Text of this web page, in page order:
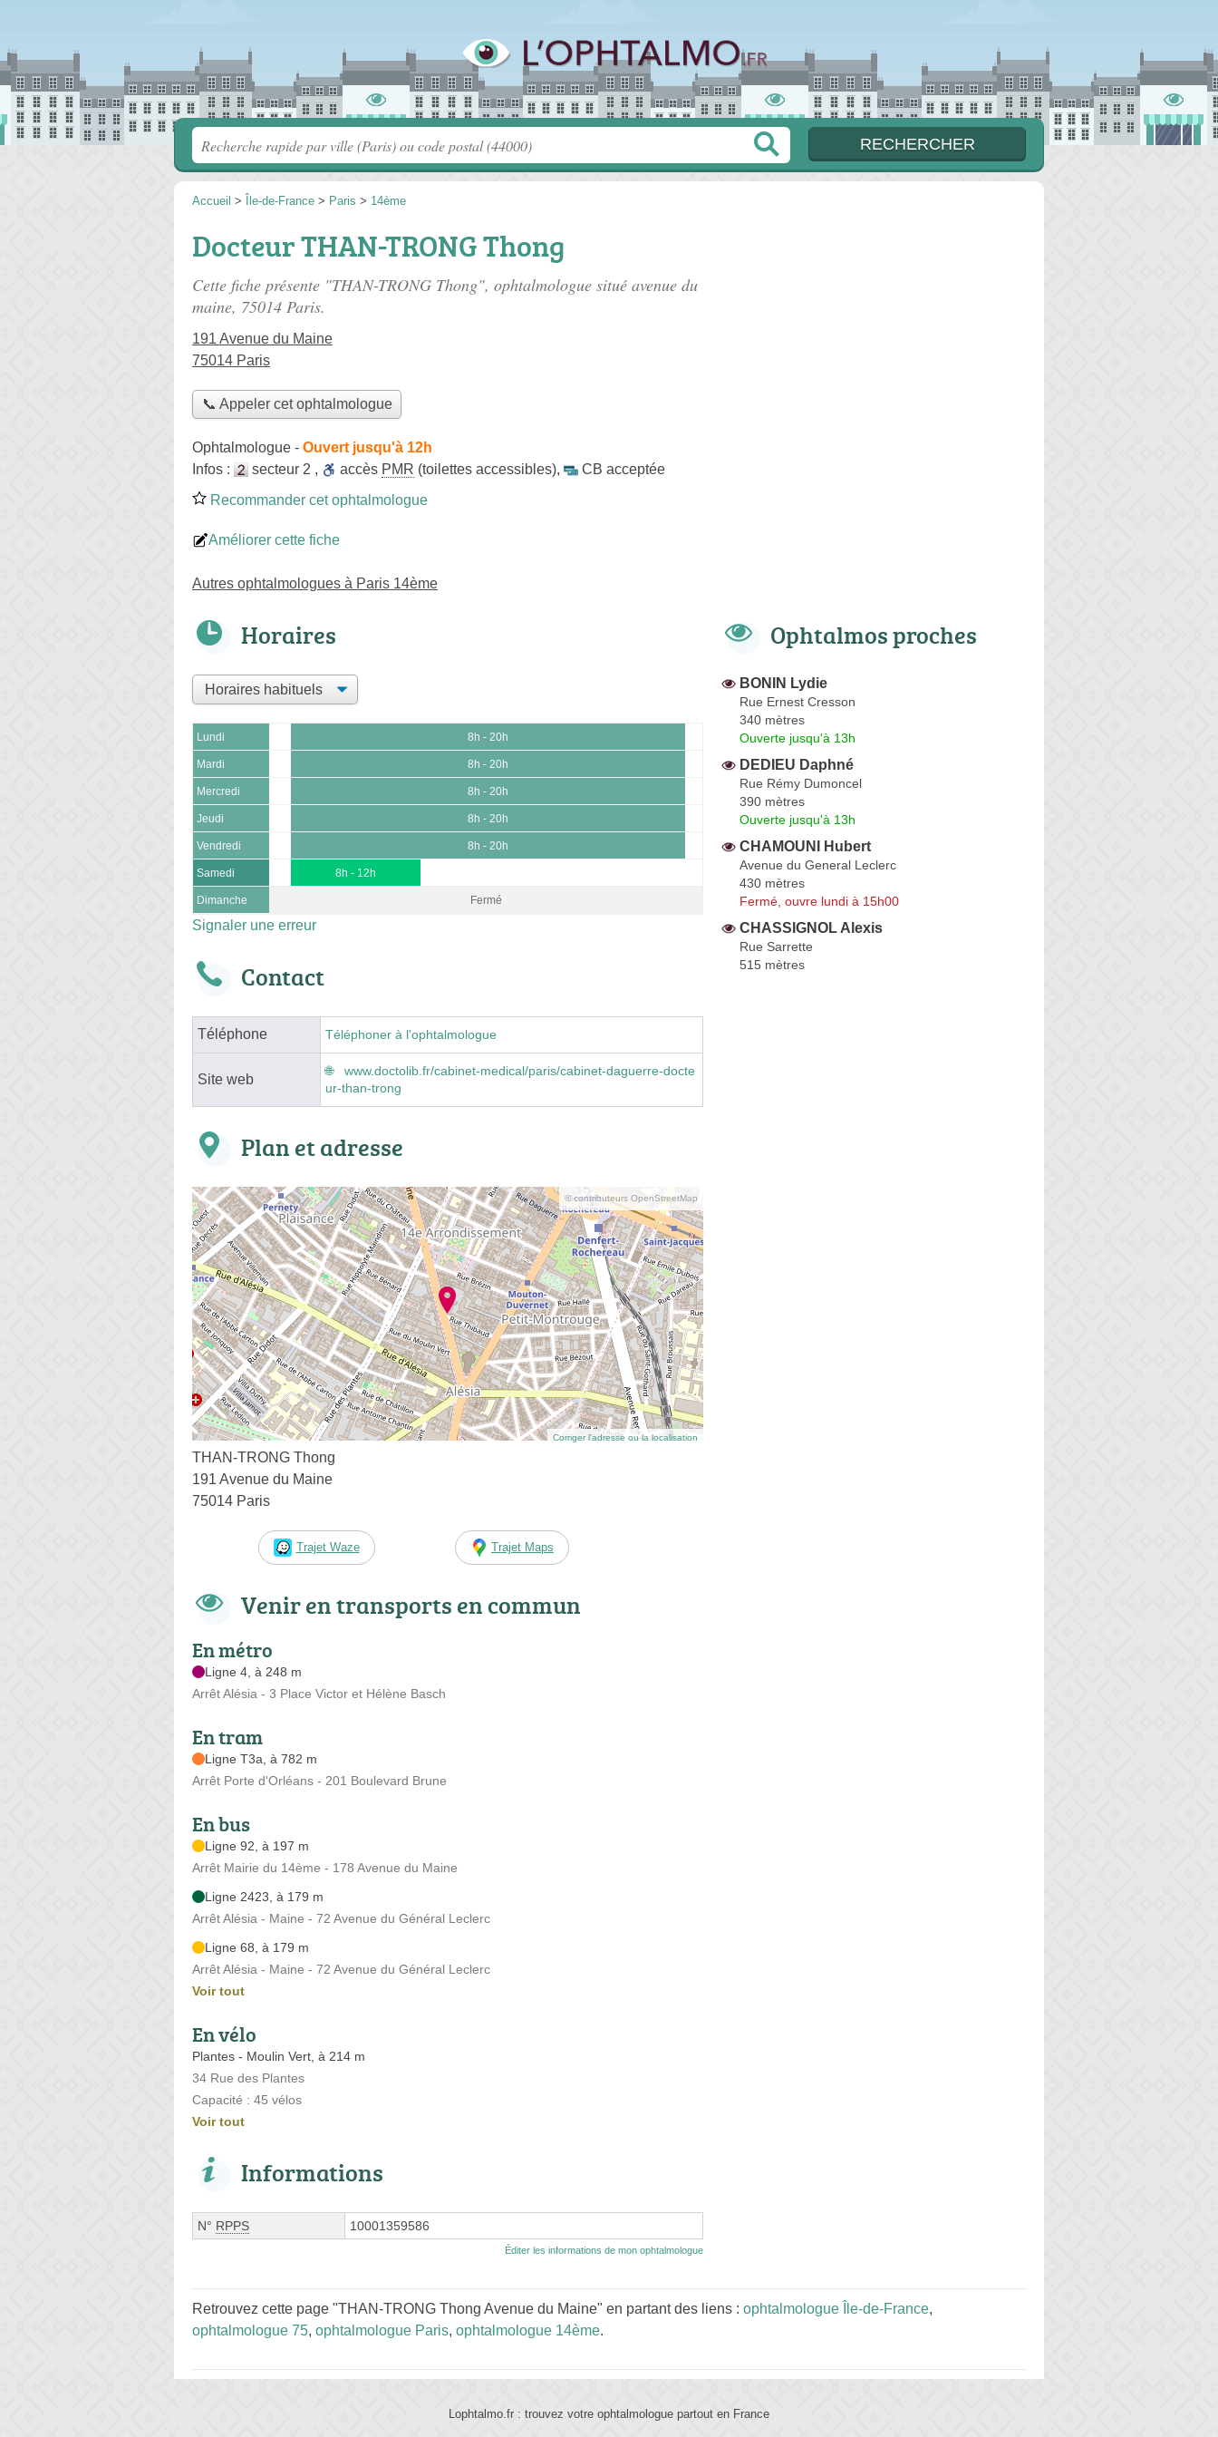
Accueil > Île-de-France > Paris > 14ème
Docteur THAN-TRONG Thong
Cette fiche présente "THAN-TRONG Thong", ophtalmologue situé avenue du
maine, 75014 Paris.
191 Avenue du Maine
75014 Paris
📞 Appeler cet ophtalmologue
Ophtalmologue - Ouvert jusqu'à 12h
Infos :
secteur 2 , accès PMR (toilettes accessibles),
CB acceptée
Recommander cet ophtalmologue
Améliorer cette fiche
Autres ophtalmologues à Paris 14ème
Horaires
Lundi 8h - 20h
Mardi 8h - 20h
Mercredi 8h - 20h
Jeudi 8h - 20h
Vendredi 8h - 20h
Samedi 8h - 12h
Dimanche Fermé
Signaler une erreur
Contact
Téléphone Téléphoner à l'ophtalmologue
Site web
www.doctolib.fr/cabinet-medical/paris/cabinet-daguerre-docte
ur-than-trong
Plan et adresse
© contributeurs OpenStreetMap
Corriger l’adresse ou la localisation
THAN-TRONG Thong
191 Avenue du Maine
75014 Paris
Trajet Waze Trajet Maps
Venir en transports en commun
En métro
Ligne 4, à 248 m
Arrêt Alésia - 3 Place Victor et Hélène Basch
En tram
Ligne T3a, à 782 m
Arrêt Porte d'Orléans - 201 Boulevard Brune
En bus
Ligne 92, à 197 m
Arrêt Mairie du 14ème - 178 Avenue du Maine
Ligne 2423, à 179 m
Arrêt Alésia - Maine - 72 Avenue du Général Leclerc
Ligne 68, à 179 m
Arrêt Alésia - Maine - 72 Avenue du Général Leclerc
Voir tout
En vélo
Plantes - Moulin Vert, à 214 m
34 Rue des Plantes
Capacité : 45 vélos
Voir tout
Informations
N° RPPS 10001359586
Éditer les informations de mon ophtalmologue
Ophtalmos proches
BONIN Lydie
Rue Ernest Cresson
340 mètres
Ouverte jusqu'à 13h
DEDIEU Daphné
Rue Rémy Dumoncel
390 mètres
Ouverte jusqu'à 13h
CHAMOUNI Hubert
Avenue du General Leclerc
430 mètres
Fermé, ouvre lundi à 15h00
CHASSIGNOL Alexis
Rue Sarrette
515 mètres
Retrouvez cette page "THAN-TRONG Thong Avenue du Maine" en partant des liens : ophtalmologue Île-de-France,
ophtalmologue 75, ophtalmologue Paris, ophtalmologue 14ème.
Lophtalmo.fr : trouvez votre ophtalmologue partout en France